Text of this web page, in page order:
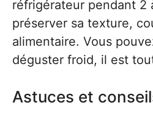
réfrigérateur pendant 2
préserver sa texture,
alimentaire. Vous
déguster froid, il est
Astuces et